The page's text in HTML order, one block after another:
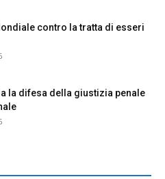
contro la tratta di esseri
la difesa della giustizia penale